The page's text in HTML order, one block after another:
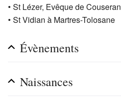
• St Lézer, Evêque de Couseran
• St Vidian à Martres-Tolosane
Évènements
Naissances